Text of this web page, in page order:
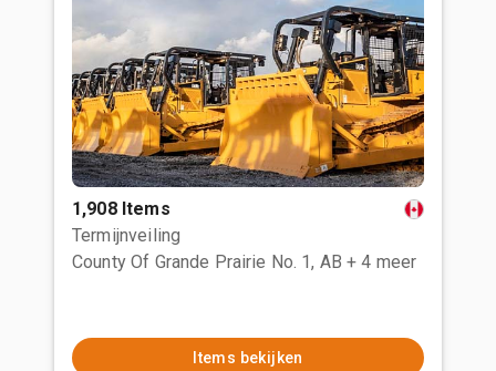
1,908 Items
Termijnveiling
County Of Grande Prairie No. 1, AB + 4 meer
Items bekijken